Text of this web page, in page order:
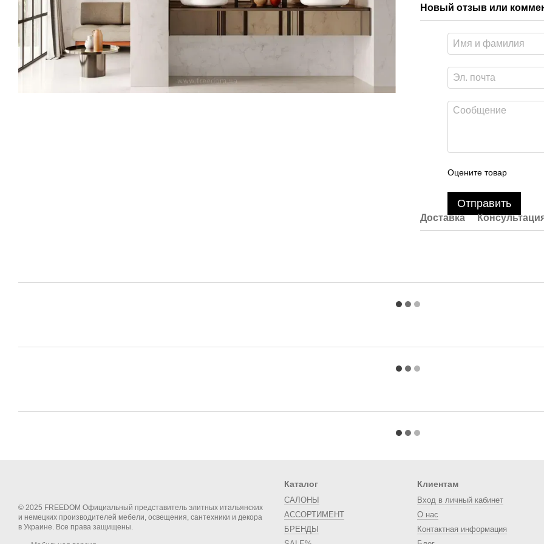
Новый отзыв или
Оцените товар
Отправить
Доставка
© 2025 FREEDOM Официальный представитель элитных итальянских
и немецких производителей мебели, освещения, сантехники и декора
в Украине. Все права защищены.
Каталог
САЛОНЫ
АССОРТИМЕНТ
БРЕНДЫ
Клиентам
Вход в личный кабинет
О нас
Контактная информация